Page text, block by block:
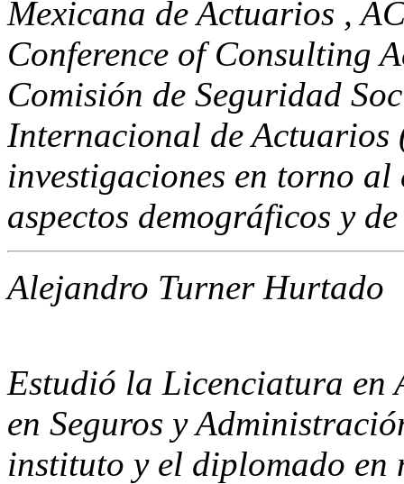
Mexicana de Actuarios ,
Conference of Consulting
Comisión de Seguridad
Internacional de
investigaciones en torno al
aspectos demográficos y
Alejandro Turner Hurtado
Estudió la Licenciatura en
en Seguros y
instituto y el diplomado en